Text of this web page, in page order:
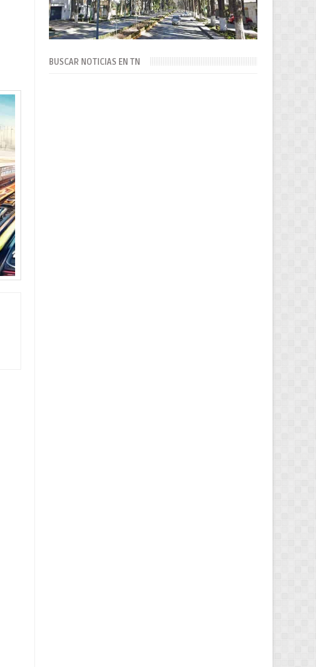
BUSCAR NOTICIAS EN TN